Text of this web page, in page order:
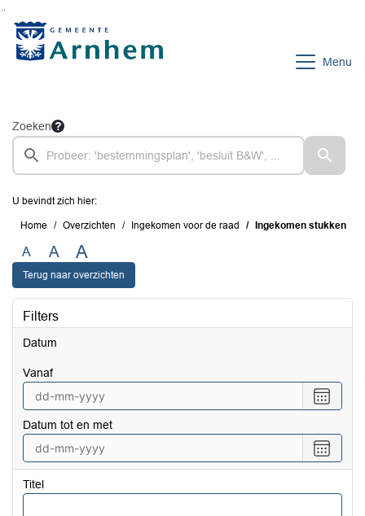
Menu
Zoeken
U bevindt zich hier:
Home Overzichten Ingekomen voor de raad Ingekomen stukken
A A A
Terug naar overzichten
Filters
Datum
vanaf
een
vanaf
Datum tot en met
een
tot
Titel